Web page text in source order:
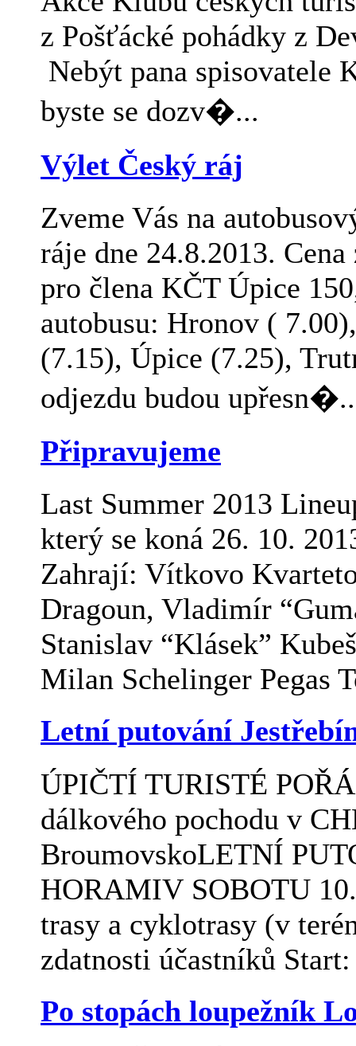
z Pošťácké pohádky z
Nebýt pana spisovatele
byste se dozv�...
Výlet Český ráj
Zveme Vás na
ráje dne 24.8.2013.
pro člena KČT Úpice
autobusu: Hronov (
(7.15), Úpice (7.25),
odjezdu budou
Připravujeme
Last Summer 2013
který se koná 26. 10.
Zahrají: Vítkovo
Dragoun, Vladimír
Stanislav “Klásek”
Milan Schelinger Pegas
Letní putování
ÚPIČTÍ TURISTÉ
dálkového pochodu v
BroumovskoLETNÍ
HORAMIV SOBOTU
trasy a cyklotrasy (v
zdatnosti účastníků
Po stopách loupežník